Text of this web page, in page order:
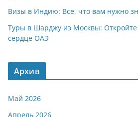
Визы в Индию: Все, что вам нужно
Туры в Шарджу из Москвы: Откройте
сердце ОАЭ
Архив
Май 2026
Апрель 2026